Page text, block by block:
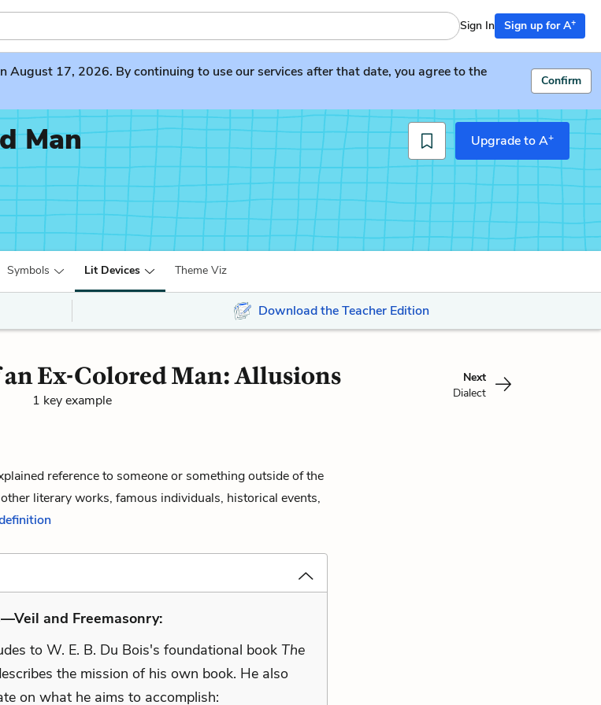
Sign In Sign up for A+
August 17, 2026. By continuing to use our services after that date, you agree to the
Confirm
Man Upgrade to A+
Symbols Lit Devices Theme Viz
Download the Teacher Edition
Ex-Colored Man: Allusions
1 key example
Next
Dialect
reference to someone or something outside of the
literary works, famous individuals, historical events,
and Freemasonry:
to W. E. B. Du Bois's foundational book The
the mission of his own book. He also
on what he aims to accomplish: